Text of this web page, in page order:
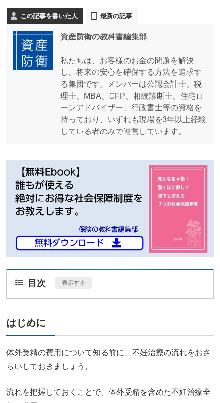
この記事を書いた人 最新の記事
資産防衛の教科書編集部
私たちは、お客様のお金の問題を解決
し、将来の安心を確保する方法を追求す
る集団です。メンバーは公認会計士、税
理士、MBA、CFP、相続診断士、住宅ロ
ーンアドバイザー、行政書士等の資格を
持っており、いずれも現場を3年以上経験
している者のみで運営しています。
目次 表示する
はじめに
体外受精の費用について知る前に、不妊治療の流れをおさ
らいしておきましょう。
流れを把握しておくことで、体外受精を含めた不妊治療全